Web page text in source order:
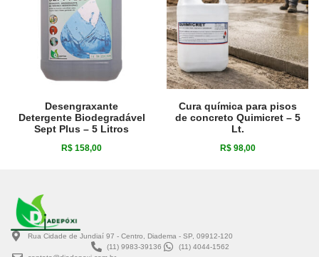
Desengraxante
Detergente Biodegradável
Sept Plus – 5 Litros
R$ 158,00
Cura química para pisos
de concreto Quimicret – 5
Lt.
R$98,00
Rua Cidade de Jundiaí 97 - Centro, Diadema - SP, 09912-120
(11) 9983-39136
(11) 4044-1562